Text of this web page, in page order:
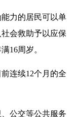
力的居民可以单
会救助予以应保
16周岁。
连续12个月的全
公交等公共服务